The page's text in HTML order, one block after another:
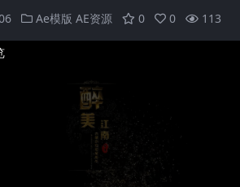
Ae模版 AE资源 0 0 113